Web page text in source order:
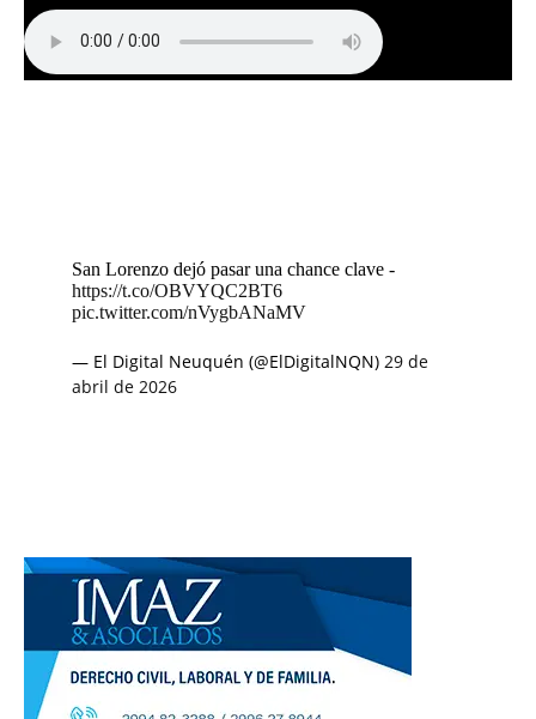
San Lorenzo dejó pasar una chance clave -
https://t.co/OBVYQC2BT6
pic.twitter.com/nVygbANaMV
— El Digital Neuquén (@ElDigitalNQN) 29 de
abril de 2026